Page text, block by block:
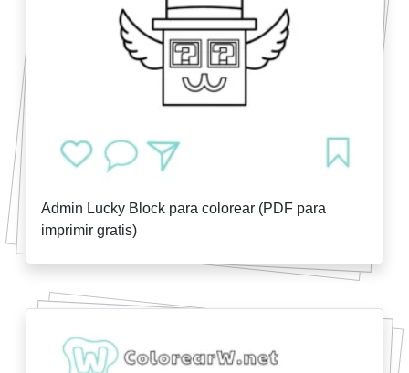
Admin Lucky Block para colorear (PDF para
imprimir gratis)